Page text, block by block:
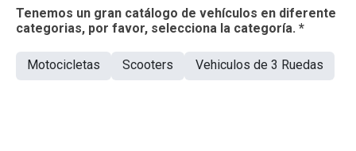
200 4V cuenta con características líderes en su categoría y
pioneras en el segmento.
Tenemos un gran catálogo de vehículos en diferente
categorias, por favor, selecciona la categoría. *
Motocicletas Scooters Vehiculos de 3 Ruedas